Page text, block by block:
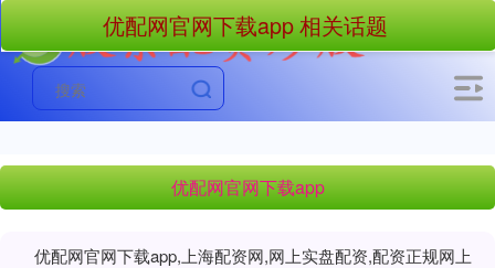
优配网官网下载app
优配网官网下载app,上海配资网,网上实盘配资,配资正规网上
优配网官网下载app 相关话题